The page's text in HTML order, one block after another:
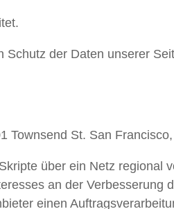
Schutz der Daten unserer
Townsend St. San
über ein Netz regional
an der Verbesserung
einen